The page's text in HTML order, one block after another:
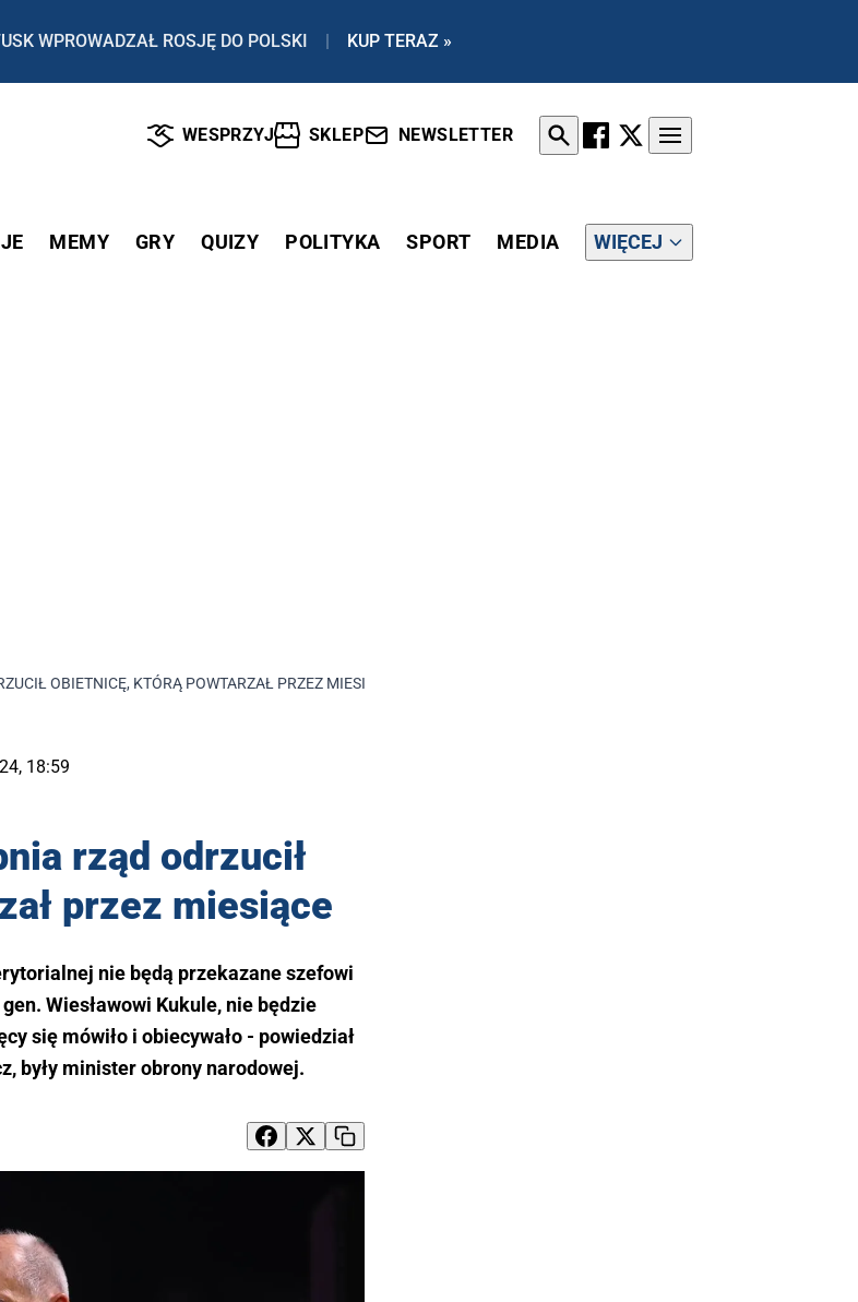
WPROWADZAŁ ROSJĘ DO POLSKI | KUP TERAZ »
WESPRZYJ SKLEP NEWSLETTER
MEMY GRY QUIZY POLITYKA SPORT MEDIA WIĘCEJ
OBIETNICĘ, KTÓRĄ POWTARZAŁ PRZEZ MIESIĄCE
18:59
rząd odrzucił
przez miesiące
nie będą przekazane szefowi
Wiesławowi Kukule, nie będzie
się mówiło i obiecywało - powiedział
były minister obrony narodowej.